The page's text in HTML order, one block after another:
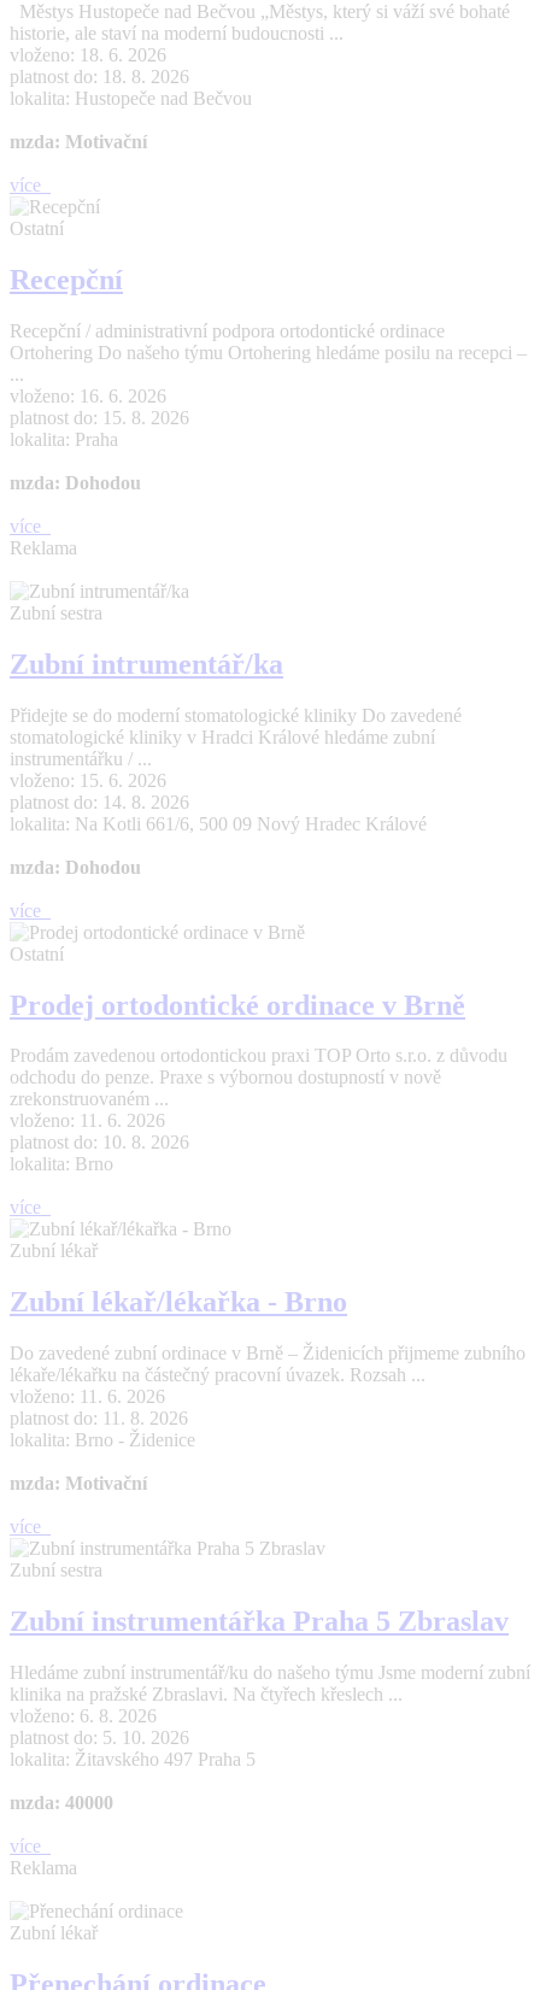
Městys Hustopeče nad Bečvou „Městys, který si váží své bohaté
historie, ale staví na moderní budoucnosti ...
vloženo: 18. 6. 2026
platnost do: 18. 8. 2026
lokalita: Hustopeče nad Bečvou
mzda: Motivační
více
Ostatní
Recepční
Recepční / administrativní podpora ortodontické ordinace
Ortohering Do našeho týmu Ortohering hledáme posilu na recepci –
...
vloženo: 16. 6. 2026
platnost do: 15. 8. 2026
lokalita: Praha
mzda: Dohodou
více
Reklama
Zubní sestra
Zubní intrumentář/ka
Přidejte se do moderní stomatologické kliniky Do zavedené
stomatologické kliniky v Hradci Králové hledáme zubní
instrumentářku / ...
vloženo: 15. 6. 2026
platnost do: 14. 8. 2026
lokalita: Na Kotli 661/6, 500 09 Nový Hradec Králové
mzda: Dohodou
více
Ostatní
Prodej ortodontické ordinace v Brně
Prodám zavedenou ortodontickou praxi TOP Orto s.r.o. z důvodu
odchodu do penze. Praxe s výbornou dostupností v nově
zrekonstruovaném ...
vloženo: 11. 6. 2026
platnost do: 10. 8. 2026
lokalita: Brno
více
Zubní lékař
Zubní lékař/lékařka - Brno
Do zavedené zubní ordinace v Brně – Židenicích přijmeme zubního
lékaře/lékařku na částečný pracovní úvazek. Rozsah ...
vloženo: 11. 6. 2026
platnost do: 11. 8. 2026
lokalita: Brno - Židenice
mzda: Motivační
více
Zubní sestra
Zubní instrumentářka Praha 5 Zbraslav
Hledáme zubní instrumentář/ku do našeho týmu Jsme moderní zubní
klinika na pražské Zbraslavi. Na čtyřech křeslech ...
vloženo: 6. 8. 2026
platnost do: 5. 10. 2026
lokalita: Žitavského 497 Praha 5
mzda: 40000
více
Reklama
Zubní lékař